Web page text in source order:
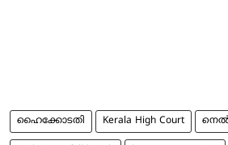
ഹൈക്കോടതി Kerala High Court